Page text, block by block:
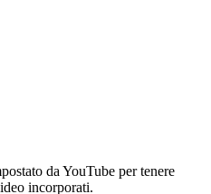
da YouTube per tenere
incorporati.